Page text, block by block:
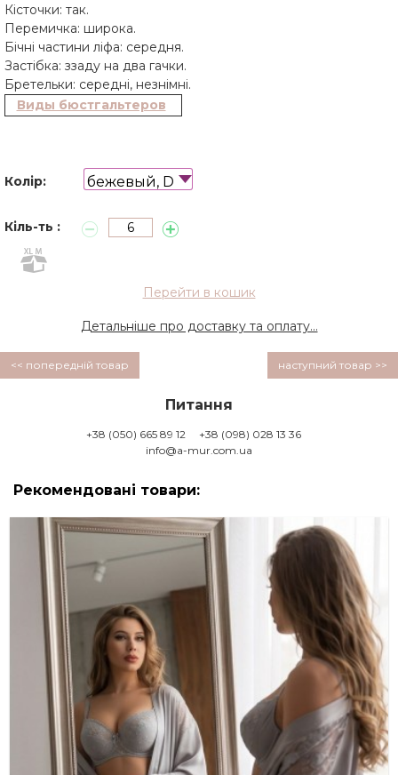
Кісточки: так.
Перемичка: широка.
Бічні частини ліфа: середня.
Застібка: ззаду на два гачки.
Бретельки: середні, незнімні.
Виды бюстгальтеров
Колір: бежевый, D
Кіль-ть :
Перейти в кошик
Детальніше про доставку та оплату...
<< попередній товар наступний товар >>
Питання
+38 (050) 665 89 12
+38 (098) 028 13 36
info@a-mur.com.ua
Рекомендовані товари: